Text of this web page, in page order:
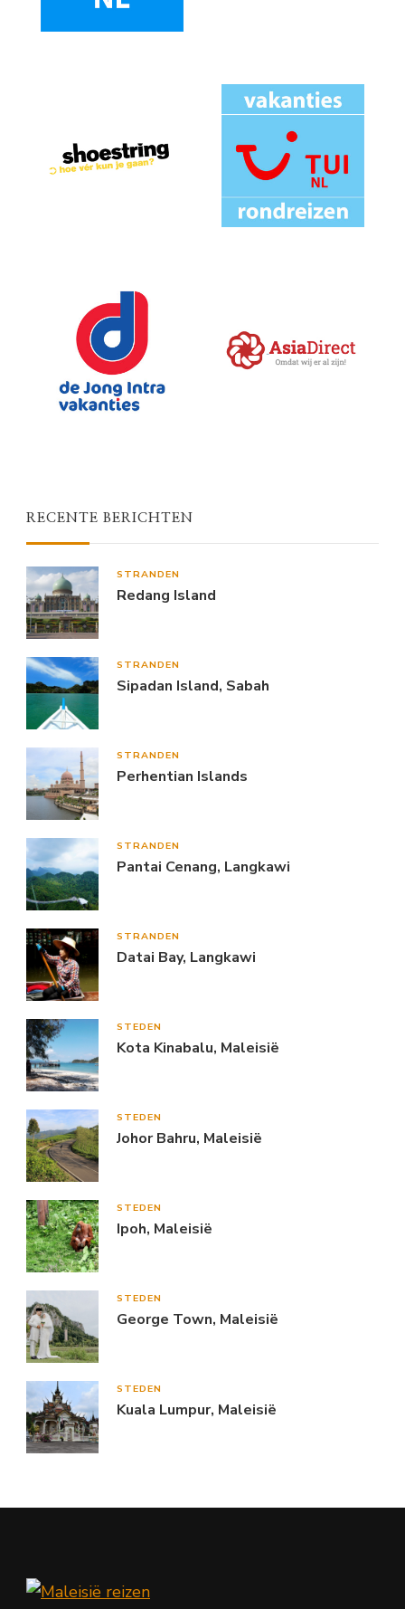
RECENTE BERICHTEN
STRANDEN
Redang Island
STRANDEN
Sipadan Island, Sabah
STRANDEN
Perhentian Islands
STRANDEN
Pantai Cenang, Langkawi
STRANDEN
Datai Bay, Langkawi
STEDEN
Kota Kinabalu, Maleisië
STEDEN
Johor Bahru, Maleisië
STEDEN
Ipoh, Maleisië
STEDEN
George Town, Maleisië
STEDEN
Kuala Lumpur, Maleisië